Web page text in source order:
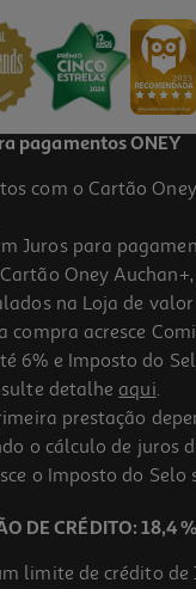
5.0
B White 17 G
pagamentos ONEY
com o Cartão
Juros para
Oney
na Loja de
compra acresce
6% e Imposto do
detalhe aqui.
prestação
o cálculo de juros
o Imposto do
DE CRÉDITO: 18,4 %
limite de crédito de